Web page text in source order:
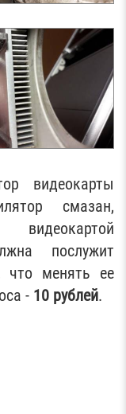
видеокарты
смазан,
послужит
что менять ее
- 10 рублей.